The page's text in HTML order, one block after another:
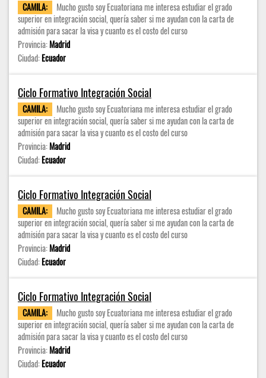
CAMILA:
Mucho gusto soy Ecuatoriana me interesa estudiar el grado
superior en integración social, quería saber si me ayudan con la carta de
admisión para sacar la visa y cuanto es el costo del curso
Provincia:Madrid
Ciudad:Ecuador
Ciclo Formativo Integración Social
CAMILA:
Mucho gusto soy Ecuatoriana me interesa estudiar el grado
superior en integración social, quería saber si me ayudan con la carta de
admisión para sacar la visa y cuanto es el costo del curso
Provincia:Madrid
Ciudad:Ecuador
Ciclo Formativo Integración Social
CAMILA:
Mucho gusto soy Ecuatoriana me interesa estudiar el grado
superior en integración social, quería saber si me ayudan con la carta de
admisión para sacar la visa y cuanto es el costo del curso
Provincia:Madrid
Ciudad:Ecuador
Ciclo Formativo Integración Social
CAMILA:
Mucho gusto soy Ecuatoriana me interesa estudiar el grado
superior en integración social, quería saber si me ayudan con la carta de
admisión para sacar la visa y cuanto es el costo del curso
Provincia:Madrid
Ciudad:Ecuador